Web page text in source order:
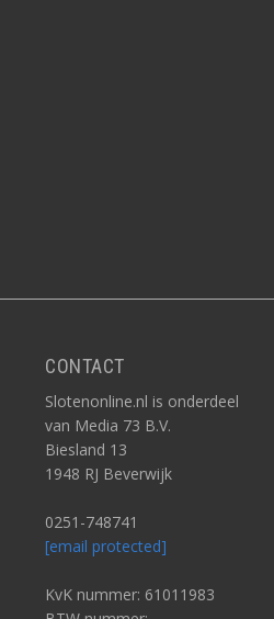
CONTACT
Slotenonline.nl is onderdeel
van Media 73 B.V.
Biesland 13
1948 RJ Beverwijk
0251-748741
[email protected]
KvK nummer: 61011983